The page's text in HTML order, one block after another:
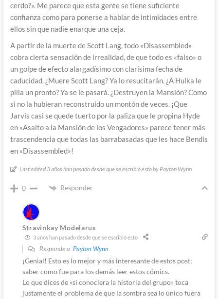
cerdo?». Me parece que esta gente se tiene suficiente
confianza como para ponerse a hablar de intimidades entre
ellos sin que nadie enarque una ceja.
A partir de la muerte de Scott Lang, todo «Disassembled»
cobra cierta sensación de irrealidad, de que todo es «falso» o
un golpe de efecto alargadísimo con clarísima fecha de
caducidad. ¿Muere Scott Lang? Ya lo resucitarán. ¿A Hulka le
pilla un pronto? Ya se le pasará. ¿Destruyen la Mansión? Como
si no la hubieran reconstruido un montón de veces. ¡Que
Jarvis casi se quede tuerto por la paliza que le propina Hyde
en «Asalto a la Mansión de los Vengadores» parece tener más
trascendencia que todas las barrabasadas que les hace Bendis
en «Disassembled»!
Last edited 3 años han pasado desde que se escribió esto by Payton Wynn
0 Responder
Stravinkay Modelarus
3 años han pasado desde que se escribió esto
Responde a Payton Wynn
¡Genial! Esto es lo mejor y más interesante de estos post;
saber como fue para los demás leer estos cómics.
Lo que dices de «si conociera la historia del grupo» toca
justamente el problema de que la sombra sea lo único fuera